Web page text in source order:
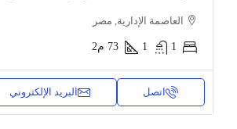
العاصمة الإدارية, مصر
1
1
73 م2
اتصل البريد الإلكتروني